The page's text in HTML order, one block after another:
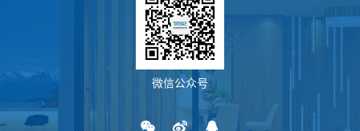
微信公众号